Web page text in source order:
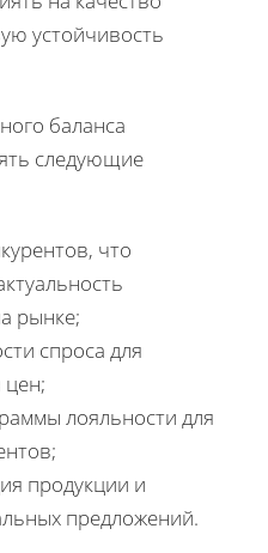
устойчивость
баланса
следующие
что
рынке;
спроса для
цен;
лояльности для
продукции и
предложений.